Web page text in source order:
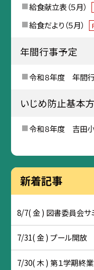
給食献立表（５月）
給食だより（５月）
年間行事予定
令和８年度 年間
いじめ防止基本
令和８年度 吉田
新着記事
8/7( 金 ) 図書委員会サ
7/31( 金 ) プール開放
7/30( 木 ) 第１学期終